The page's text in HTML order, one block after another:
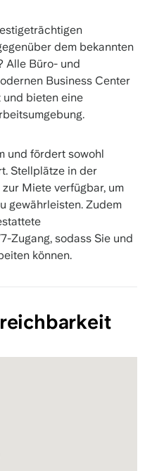
dem bekannten
Alle Büro- und
Business Center
bieten eine
und fördert sowohl
Stellplätze in der
Miete verfügbar, um
gewährleisten. Zudem
Zugang, sodass Sie und
können.